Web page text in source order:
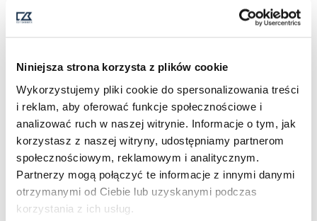
Niniejsza strona korzysta z plików cookie
Wykorzystujemy pliki cookie do spersonalizowania treści
i reklam, aby oferować funkcje społecznościowe i
analizować ruch w naszej witrynie. Informacje o tym, jak
korzystasz z naszej witryny, udostępniamy partnerom
społecznościowym, reklamowym i analitycznym.
Partnerzy mogą połączyć te informacje z innymi danymi
otrzymanymi od Ciebie lub uzyskanymi podczas
korzystania z ich usług.
SKU:
KategoriaBezrękawnik
Wersja Męska/Damska